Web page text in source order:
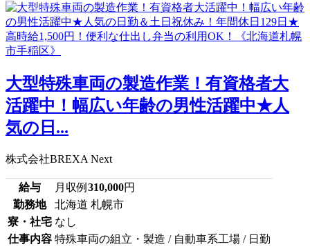
大型特殊車両の製造作業！有資格者大
活躍中！幅広い年齢の男性活躍中★人
気の日...
株式会社BREXA Next
給与 月収例 310,000円
勤務地
北海道 札幌市
寮・社宅 なし
仕事内容 特殊車両の組立・製造 / 自動車系工場 / 日勤